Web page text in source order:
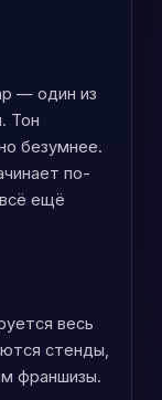
— один из
Тон
безумнее.
по-
ещё
весь
стенды,
франшизы.